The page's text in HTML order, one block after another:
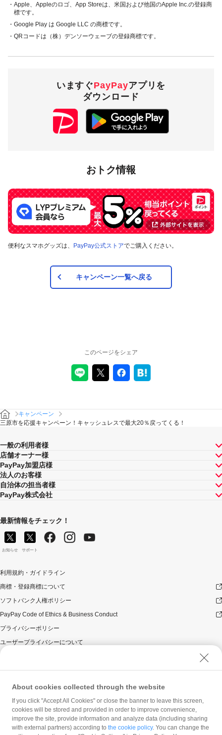
・Apple、Appleのロゴ、App Storeは、米国および他国のApple Inc.の登録商
標です。
・Google Play は Google LLC の商標です。
・QRコードは（株）デンソーウェーブの登録商標です。
いますぐPayPayアプリを
ダウンロード
おトク情報
便利なスマホグッズは、 PayPay公式ストアでご購入ください。
キャンペーン一覧へ戻る
このページをシェア
キャンペーン
三原市を応援キャンペーン！キャッシュレスで最大20％戻ってくる！
一般の利用者様
店舗オーナー様
PayPay加盟店様
法人のお客様
自治体の担当者様
PayPay株式会社
最新情報をチェック！
お知らせ サポート
利用規約・ガイドライン
商標・登録商標について
ソフトバンク人権ポリシー
PayPay Code of Ethics & Business Conduct
プライバシーポリシー
ユーザープライバシーについて
ウェブサイト利用規約
反社会的勢力に対する方針
勧誘方針
マネロン等基本方針
カスタマーハラスメントに関する当社の考え方
About cookies collected through the website
If you click "Accept All Cookies" or close the banner to leave this screen,
cookies will be stored and provided in order to improve convenience,
improve the site, provide information and analyze data (including sharing
with external partners) according to the cookie policy. You can change the